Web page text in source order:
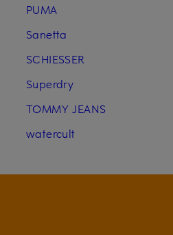
PUMA
Sanetta
SCHIESSER
Superdry
TOMMY JEANS
watercult